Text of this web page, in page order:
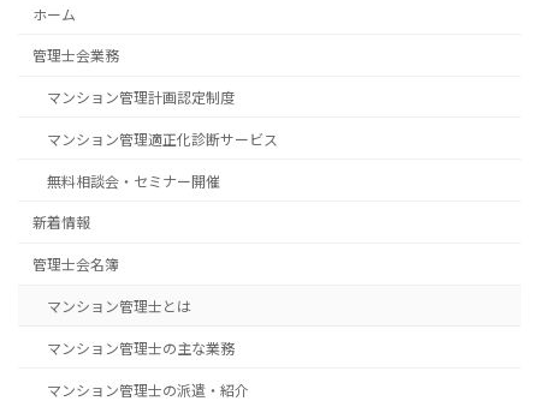
ホーム
管理士会業務
マンション管理計画認定制度
マンション管理適正化診断サービス
無料相談会・セミナー開催
新着情報
管理士会名簿
マンション管理士とは
マンション管理士の主な業務
マンション管理士の派遣・紹介